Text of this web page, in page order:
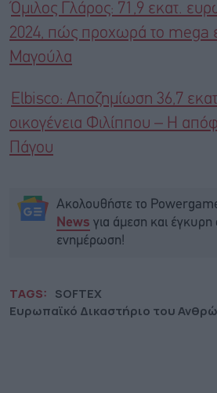
Όμιλος Γλάρος: 71,9 εκατ.
2024, πώς προχωρά το mega
Μαγούλα
Elbisco: Αποζημίωση 36,7
οικογένεια Φιλίππου – Η
Πάγου
Ακολουθήστε το
News για άμεση και έγκυρη
ενημέρωση!
TAGS: SOFTEX
Ευρωπαϊκό Δικαστήριο του